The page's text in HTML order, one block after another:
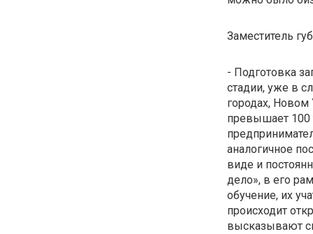
Заместитель
- Подготовка
стадии, уже в
городах, Новом
превышает
аналогичное
виде и
дело», в его
обучение, их
происходит
высказывают